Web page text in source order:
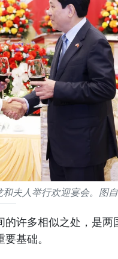
夫人举行欢迎宴会。图
许多相似之处，是两
基础。